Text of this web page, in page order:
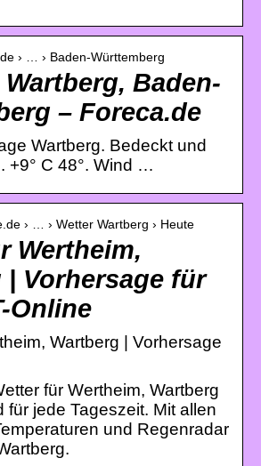
› … › Baden-Württemberg
Baden-
– Foreca.de
Wartberg. Bedeckt und
+9° C 48°. Wind …
› … › Wetter Wartberg › Heute
Wertheim,
| Vorhersage für
Online
Wartberg | Vorhersage
für Wertheim, Wartberg
für jede Tageszeit. Mit allen
und Regenradar